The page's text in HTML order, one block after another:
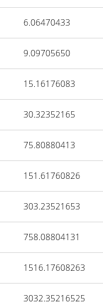
6.06470433
9.09705650
15.16176083
30.32352165
75.80880413
151.61760826
303.23521653
758.08804131
1516.17608263
3032.35216525